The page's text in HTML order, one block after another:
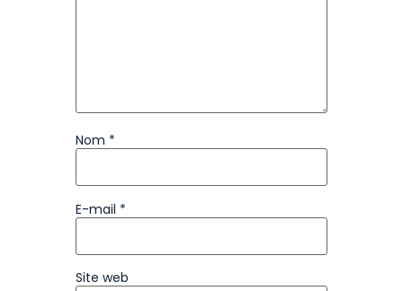
Nom *
E-mail *
Site web